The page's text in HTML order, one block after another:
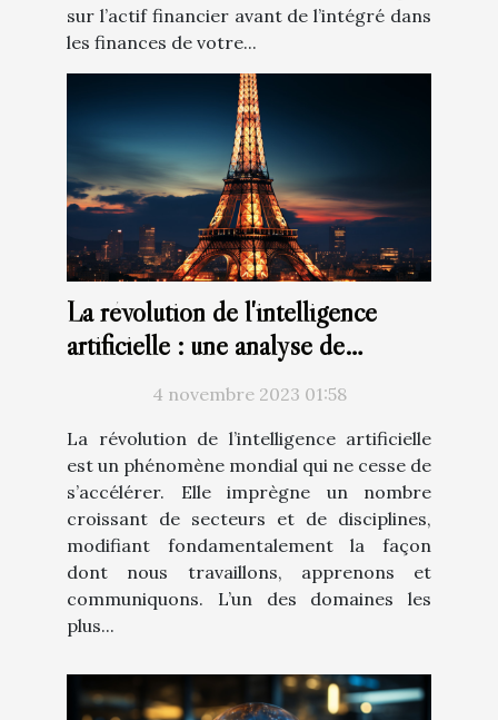
sur l’actif financier avant de l’intégré dans
les finances de votre...
La révolution de l'intelligence
artificielle : une analyse de
ChatGPT en français
4 novembre 2023 01:58
La révolution de l’intelligence artificielle
est un phénomène mondial qui ne cesse de
s’accélérer. Elle imprègne un nombre
croissant de secteurs et de disciplines,
modifiant fondamentalement la façon
dont nous travaillons, apprenons et
communiquons. L’un des domaines les
plus...